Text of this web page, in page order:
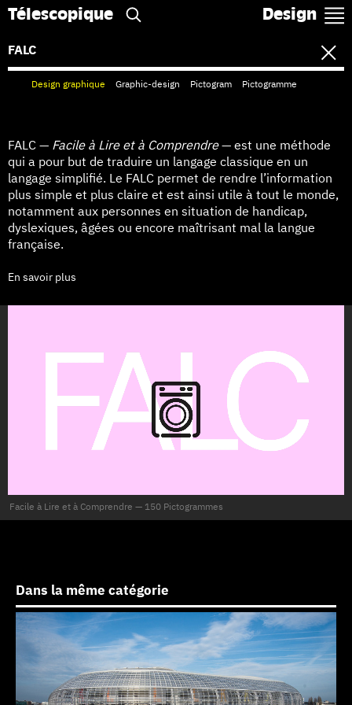
Télescopique Design
FALC
Design graphique Graphic-design Pictogram Pictogramme
FALC — Facile à Lire et à Comprendre— est une méthode
qui a pour but de traduire un langage classique en un
langage simplifié. Le FALC permet de rendre l’information
plus simple et plus claire et est ainsi utile à tout le monde,
notamment aux personnes en situation de handicap,
dyslexiques, âgées ou encore maîtrisant mal la langue
française.
En savoir plus
Facile à Lire et à Comprendre — 150 Pictogrammes
Dans la même catégorie